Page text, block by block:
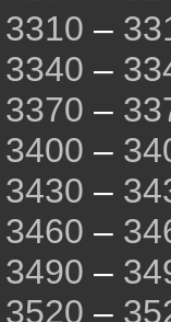
3310 –
3340 –
3370 –
3400 –
3430 –
3460 –
3490 –
3520 –